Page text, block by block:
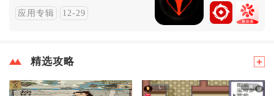
应用专辑 12-29
精选攻略